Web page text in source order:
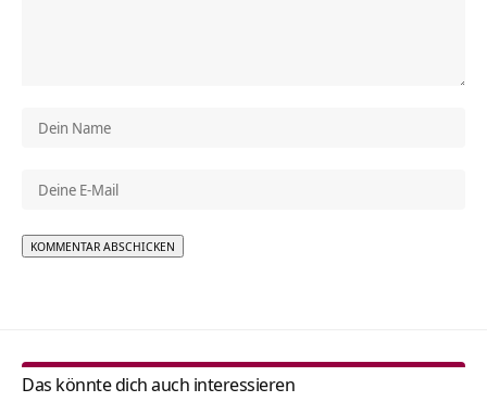
Das könnte dich auch interessieren